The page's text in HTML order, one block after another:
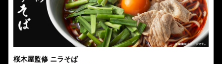
桜木屋監修 ニラそば